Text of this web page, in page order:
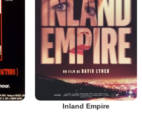
Inland Empire